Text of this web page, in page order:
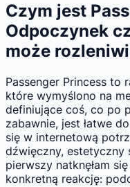
Czym jest
Odpoczynek
może
Passenger Princess to
które wymyślono na
definiujące coś, co po
zabawnie, jest łatwe
się w internetową
dźwięczny, estetyczny
pierwszy natknęłam
konkretną reakcję: